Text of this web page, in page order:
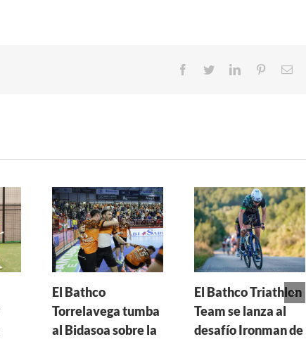
Facebook
TwitterLinkedInPinterest
El Bathco
Torrelavega tumba
al Bidasoa sobre la
El Bathco Triathlon
Team se lanza al
desafío Ironman de